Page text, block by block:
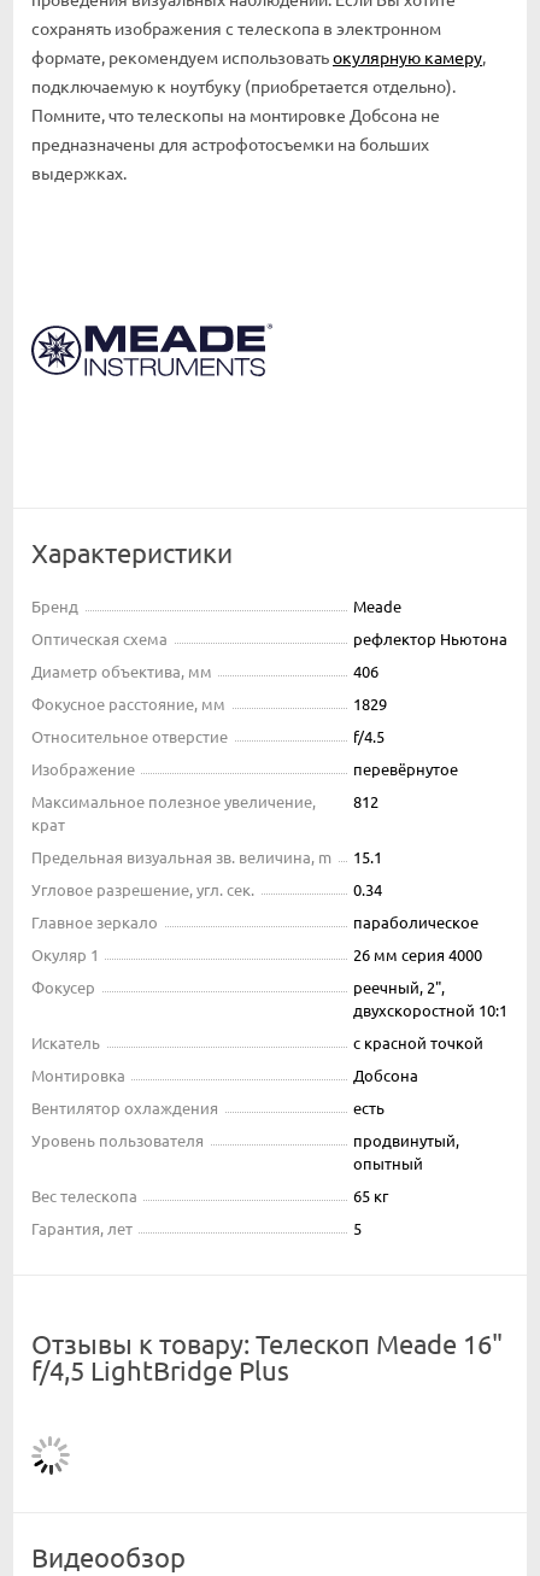
сохранять изображения с телескопа в электронном
формате, рекомендуем использоватьокулярную камеру,
подключаемую к ноутбуку (приобретается отдельно).
Помните, что телескопы на монтировке Добсона не
предназначены для астрофотосъемки на больших
выдержках.
Характеристики
Бренд
Meade
Оптическая схема
рефлектор Ньютона
Диаметр объектива, мм
406
Фокусное расстояние, мм
1829
Относительное отверстие
f/4.5
Изображение
перевёрнутое
Максимальное полезное увеличение,
крат
812
Предельная визуальная зв. величина, m
15.1
Угловое разрешение, угл. сек.
0.34
Главное зеркало
параболическое
Окуляр 1
26 мм серия 4000
Фокусер
реечный, 2",
двухскоростной 10:1
Искатель
с красной точкой
Монтировка
Добсона
Вентилятор охлаждения
есть
Уровень пользователя
продвинутый,
опытный
Вес телескопа
65 кг
Гарантия, лет
5
Отзывы к товару: Телескоп Meade 16"
f/4,5 LightBridge Plus
Видеообзор